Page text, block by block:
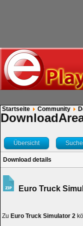
Startseite Community
Übersicht
Download details
Euro Truck
Zu Euro Truck Simulator 2